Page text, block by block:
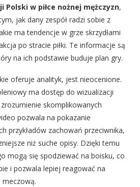
Polski w piłce nożnej mężczyzn,
jak dany zespół radzi sobie z
ma tendencje w grze skrzydłami
po stracie piłki. Te informacje są
na ich podstawie buduje plan gry.
oferuje analityk, jest nieocenione.
ma dostęp do wizualizacji
skomplikowanych
pozwala na pokazanie
przykładów zachowań przeciwnika,
niż suche opisy. Dzięki temu
mogą się spodziewać na boisku, co
i pozwala lepiej reagować na